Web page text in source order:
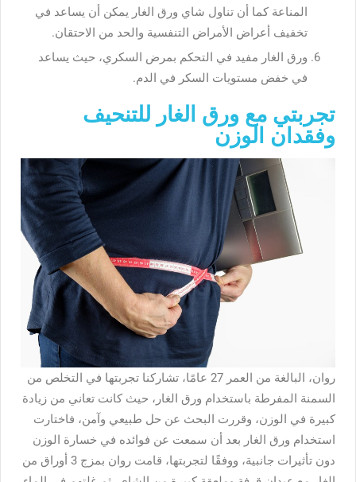
المناعة كما أن تناول شاي ورق الغار يمكن أن يساعد في
تخفيف أعراض الأمراض التنفسية والحد من الاحتقان.
ورق الغار مفيد في التحكم بمرض السكري، حيث يساعد
في خفض مستويات السكر في الدم.
تجربتي مع ورق الغار للتنحيف
وفقدان الوزن
روان، البالغة من العمر 27 عامًا، تشاركنا تجربتها في التخلص من
السمنة المفرطة باستخدام ورق الغار، حيث كانت تعاني من زيادة
كبيرة في الوزن، وقررت البحث عن حل طبيعي وآمن، فاختارت
استخدام ورق الغار بعد أن سمعت عن فوائده في خسارة الوزن
دون تأثيرات جانبية، ووفقًا لتجربتها، قامت روان بمزج 3 أوراق من